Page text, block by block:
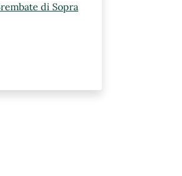
di Sopra